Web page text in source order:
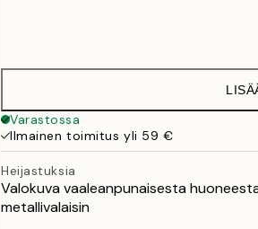
Varastossa
Ilmainen toimitus yli 59 €
Heijastuksia
Valokuva vaaleanpunaisesta
metallivalaisin